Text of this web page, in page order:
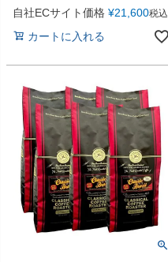
自社ECサイト価格 ¥21,600税込
カートに入れる